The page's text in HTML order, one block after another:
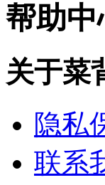
帮助中
关于菜
隐私
联系